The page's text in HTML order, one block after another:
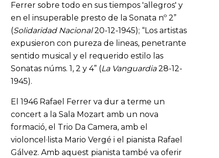
Ferrer sobre todo en sus tiempos 'allegros' y
en el insuperable presto de la Sonata nº 2”
(Solidaridad Nacional20-12-1945); “Los artistas
expusieron con pureza de lineas, penetrante
sentido musical y el requerido estilo las
Sonatas núms. 1, 2 y 4” (La Vanguardia28-12-
1945).
El 1946 Rafael Ferrer va dur a terme un
concert a la Sala Mozart amb un nova
formació, el Trio Da Camera, amb el
violoncel·lista Mario Vergé i el pianista Rafael
Gálvez. Amb aquest pianista també va oferir